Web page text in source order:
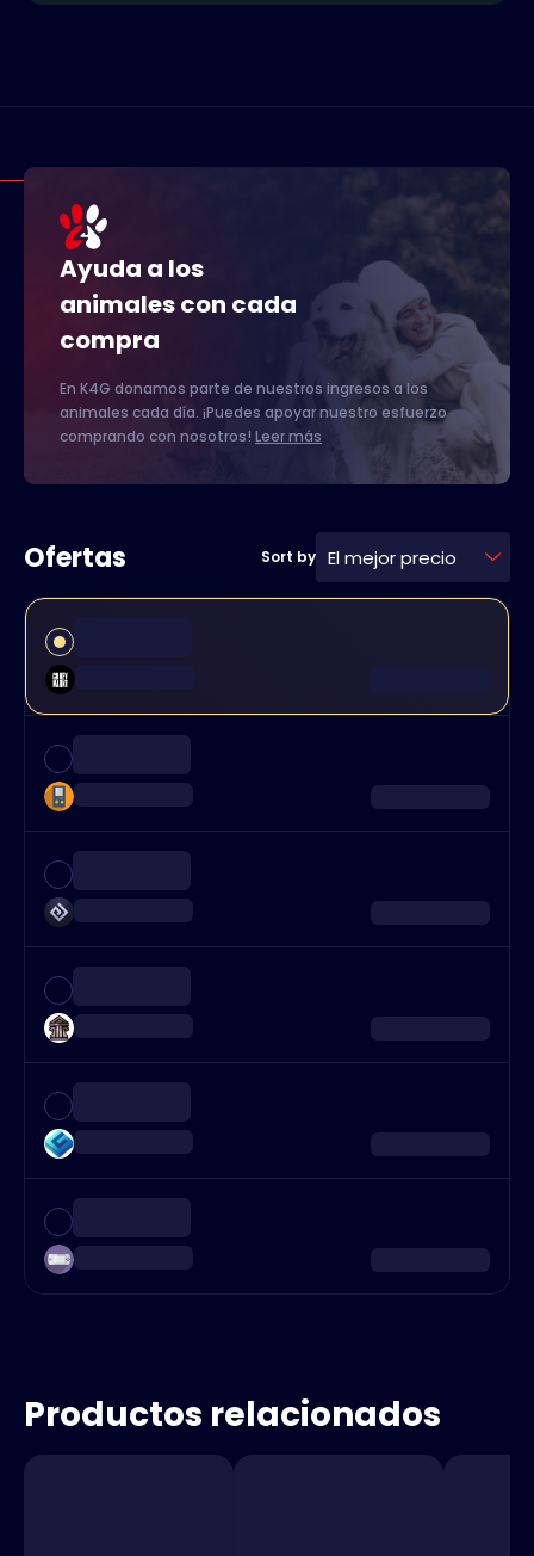
Ayuda a los
animales con cada
compra
En K4G donamos parte de nuestros ingresos a los
animales cada día. ¡Puedes apoyar nuestro esfuerzo
comprando con nosotros! Leer más
Ofertas Sort by El mejor precio
Productos relacionados